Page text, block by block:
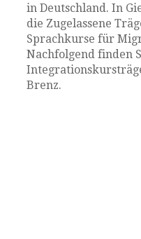
in Deutschland. In
die Zugelassene
Sprachkurse für
Nachfolgend finden
Brenz.